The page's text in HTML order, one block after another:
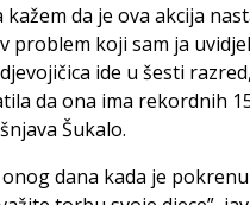
kažem da je ova akcija
problem koji sam ja
ide u šesti
da ona ima rekordnih
Šukalo.
dana kada je